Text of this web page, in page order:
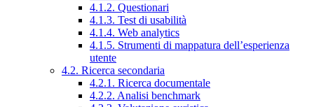
4.1.2. Questionari
4.1.3. Test di usabilità
4.1.4. Web analytics
4.1.5. Strumenti di mappatura dell’esperienza
utente
4.2. Ricerca secondaria
4.2.1. Ricerca documentale
4.2.2. Analisi benchmark